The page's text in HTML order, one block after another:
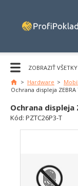
ZOBRAZIŤ
> Hardware >
Ochrana displeja
Ochrana displeja
Kód: PZTC26P3-T